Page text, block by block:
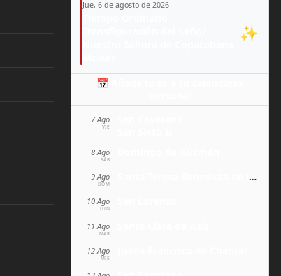
Jue, 6 de agosto de 2026
✨
📅 Añade todo a tu calendario
7 Ago
VIE
8 Ago
SÁB
9 Ago
DOM
Santa Teresa Benedicta de la Cruz
10 Ago
LUN
11 Ago
MAR
12 Ago
MIÉ